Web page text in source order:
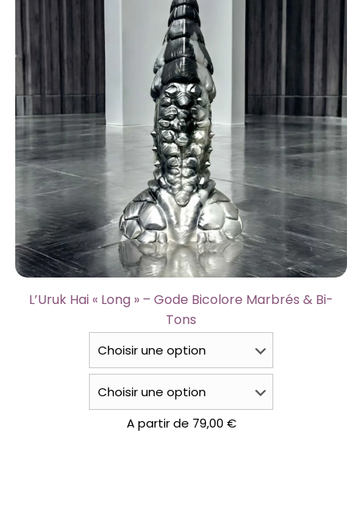
L’Uruk Hai « Long » – Gode Bicolore Marbrés & Bi-
Tons
A partir de 79,00 €